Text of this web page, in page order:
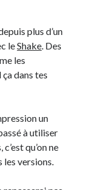
plus d’un
leShake. Des
les
dans tes
un
à utiliser
qu’on ne
les versions.